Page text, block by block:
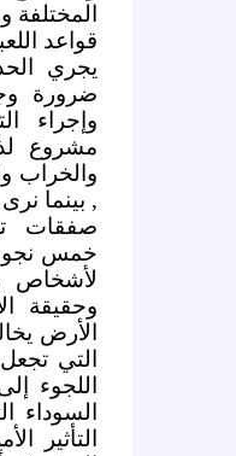
المختلفة
قواعد
يجري
ضرورة
وإجراء
مشروع
والخراب
, بينما
صفقات
خمس نجوم
لأشخاص
وحقيقة
الأرض
التي
اللجوء
السوداء
التأثير